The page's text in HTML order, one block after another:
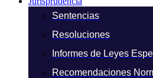
Sentencias
Resoluciones
Informes de Leyes
Recomendaciones